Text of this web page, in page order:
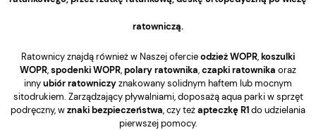
ratowniczą.
Ratownicy znajdą również w Naszej ofercieodzież WOPR,koszulki
WOPR,spodenki WOPR,polary ratownika,czapki ratownika oraz
innyubiór ratowniczyznakowany solidnym haftem lub mocnym
sitodrukiem. Zarządzający pływalniami, doposażą aqua parki w sprzęt
podręczny, wznaki bezpieczeństwa, czy teżapteczkę R1do udzielania
pierwszej pomocy.